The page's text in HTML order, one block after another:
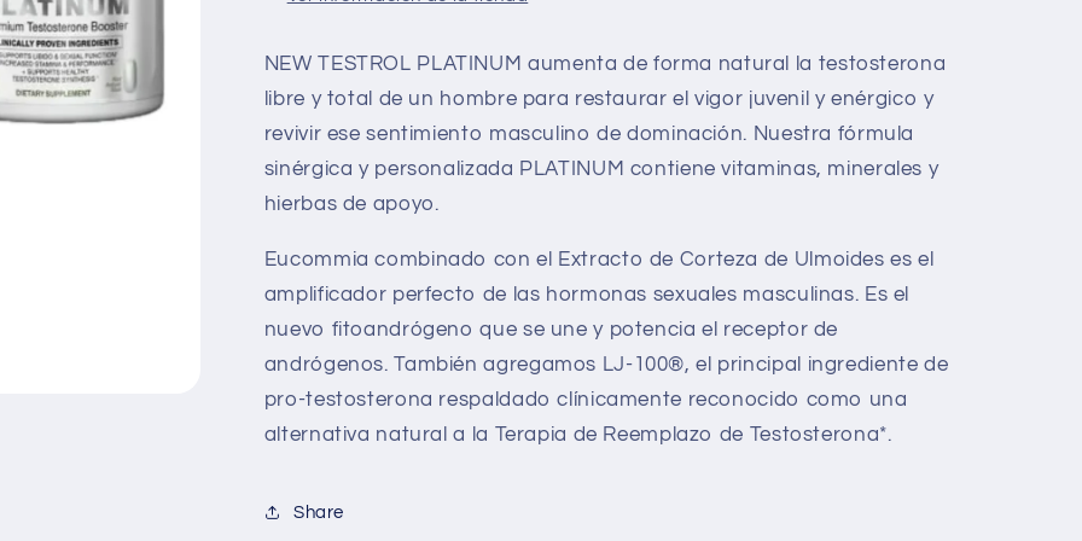
NEW TESTROL PLATINUM aumenta de forma natural la testosterona
libre y total de un hombre para restaurar el vigor juvenil y enérgico y
revivir ese sentimiento masculino de dominación. Nuestra fórmula
sinérgica y personalizada PLATINUM contiene vitaminas, minerales y
hierbas de apoyo.
Eucommia combinado con el Extracto de Corteza de Ulmoides es el
amplificador perfecto de las hormonas sexuales masculinas. Es el
nuevo fitoandrógeno que se une y potencia el receptor de
andrógenos. También agregamos LJ-100®, el principal ingrediente de
pro-testosterona respaldado clínicamente reconocido como una
alternativa natural a la Terapia de Reemplazo de Testosterona*.
Share